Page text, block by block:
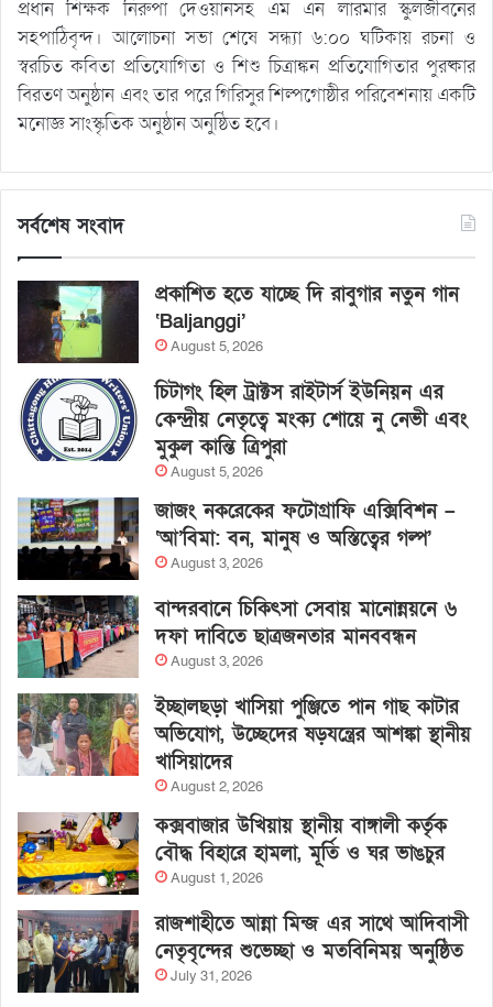
প্রধান শিক্ষক নিরুপা দেওয়ানসহ এম এন লারমার স্কুলজীবনের
সহপাঠিবৃন্দ। আলোচনা সভা শেষে সন্ধ্যা ৬:০০ ঘটিকায় রচনা ও
স্বরচিত কবিতা প্রতিযোগিতা ও শিশু চিত্রাঙ্কন প্রতিযোগিতার পুরষ্কার
বিরতণ অনুষ্ঠান এবং তার পরে গিরিসুর শিল্পগোষ্ঠীর পরিবেশনায় একটি
মনোজ্ঞ সাংস্কৃতিক অনুষ্ঠান অনুষ্ঠিত হবে।
সর্বশেষ সংবাদ
প্রকাশিত হতে যাচ্ছে দি রাবুগার নতুন গান
‘Baljanggi’
August 5, 2026
চিটাগং হিল ট্রাক্টস রাইটার্স ইউনিয়ন এর
কেন্দ্রীয় নেতৃত্বে মংক্য শোয়ে নু নেভী এবং
মুকুল কান্তি ত্রিপুরা
August 5, 2026
জাজং নকরেকের ফটোগ্রাফি এক্সিবিশন –
‘আ’বিমা: বন, মানুষ ও অস্তিত্বের গল্প’
August 3, 2026
বান্দরবানে চিকিৎসা সেবায় মানোন্নয়নে ৬
দফা দাবিতে ছাত্রজনতার মানববন্ধন
August 3, 2026
ইচ্ছালছড়া খাসিয়া পুঞ্জিতে পান গাছ কাটার
অভিযোগ, উচ্ছেদের ষড়যন্ত্রের আশঙ্কা স্থানীয়
খাসিয়াদের
August 2, 2026
কক্সবাজার উখিয়ায় স্থানীয় বাঙ্গালী কর্তৃক
বৌদ্ধ বিহারে হামলা, মূর্তি ও ঘর ভাঙচুর
August 1, 2026
রাজশাহীতে আন্না মিন্জ এর সাথে আদিবাসী
নেতৃবৃন্দের শুভেচ্ছা ও মতবিনিময় অনুষ্ঠিত
July 31, 2026